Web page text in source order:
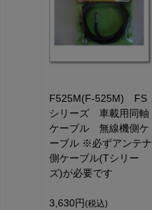
F525M(F-525M) FS
シリーズ 車載用同軸
ケーブル 無線機側ケ
ーブル ※必ずアンテナ
側ケーブル(Tシリー
ズ)が必要です
3,630円 (税込)